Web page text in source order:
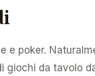
e poker.
giochi da tavolo